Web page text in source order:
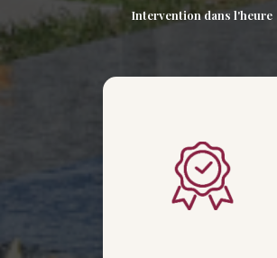
Intervention dans l'heure